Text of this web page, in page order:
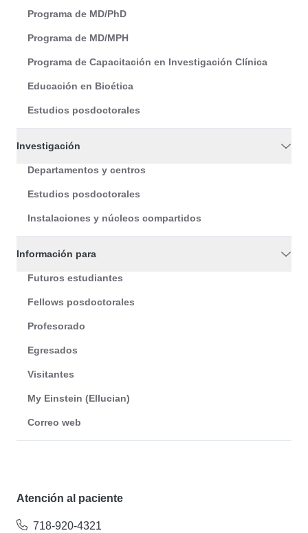
Programa de MD/PhD
Programa de MD/MPH
Programa de Capacitación en Investigación Clínica
Educación en Bioética
Estudios posdoctorales
Investigación
Departamentos y centros
Estudios posdoctorales
Instalaciones y núcleos compartidos
Información para
Futuros estudiantes
Fellows posdoctorales
Profesorado
Egresados
Visitantes
My Einstein (Ellucian)
Correo web
Atención al paciente
718-920-4321